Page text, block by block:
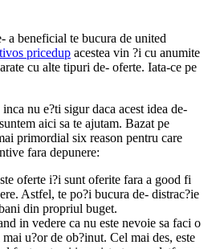
a beneficial te bucura de united
pricedup acestea vin ?i cu anumite
cu alte tipuri de- oferte. Iata-ce pe
nu e?ti sigur daca acest idea de-
aici sa te ajutam. Bazat pe
primordial six reason pentru care
fara depunere:
oferte i?i sunt oferite fara a good fi
Astfel, te po?i bucura de- distrac?ie
din propriul buget.
in vedere ca nu este nevoie sa faci o
u?or de ob?inut. Cel mai des, este